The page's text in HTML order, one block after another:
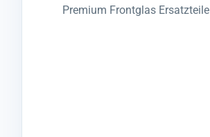
Premium Frontglas Ersatzteile